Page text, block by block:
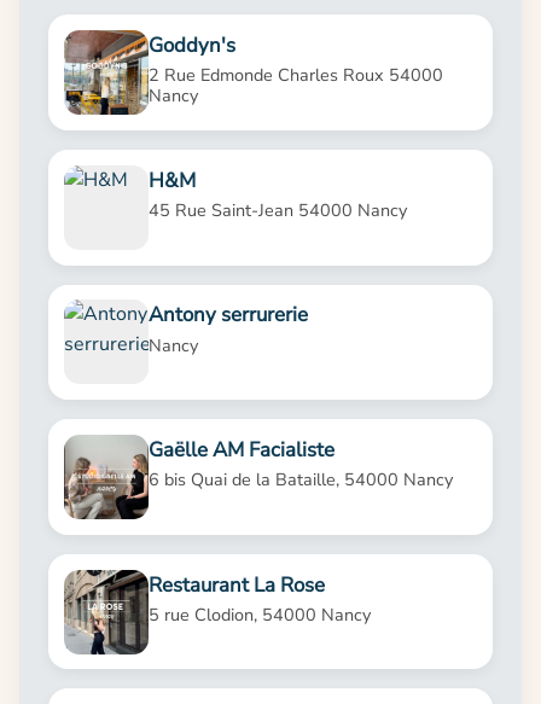
Goddyn's
2 Rue Edmonde Charles Roux 54000
Nancy
H&M
45 Rue Saint-Jean 54000 Nancy
Antony serrurerie
Nancy
Gaëlle AM Facialiste
6 bis Quai de la Bataille, 54000 Nancy
Restaurant La Rose
5 rue Clodion, 54000 Nancy